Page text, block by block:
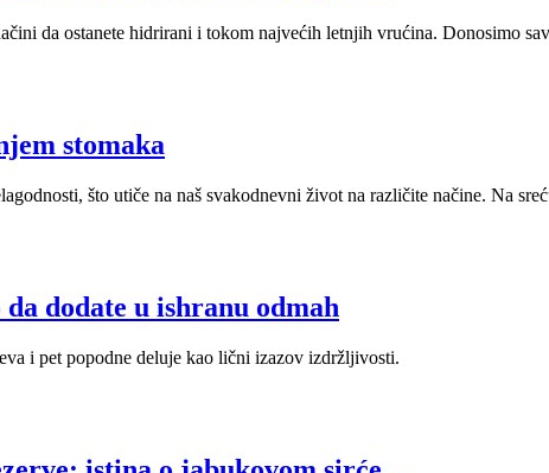
da ostanete hidrirani i tokom najvećih letnjih vrućina. Donosimo
stomaka
što utiče na naš svakodnevni život na različite načine. Na
dodate u ishranu odmah
i pet popodne deluje kao lični izazov izdržljivosti.